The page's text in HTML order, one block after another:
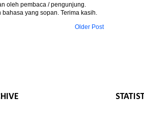
oleh pembaca / pengunjung.
yang sopan. Terima kasih.
Older Post